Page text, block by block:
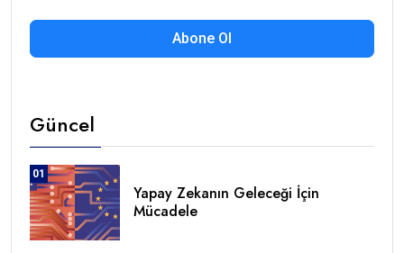
Abone Ol
Güncel
01
Yapay Zekanın Geleceği İçin
Mücadele